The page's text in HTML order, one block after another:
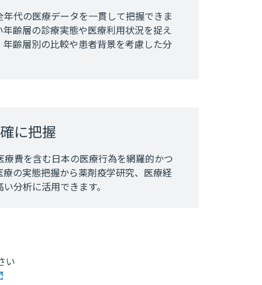
代の医療データを一貫して把握できま
齢層の診療実態や医療利用状況を捉え
齢層別の比較や患者背景を考慮した分
に把握
費を含む日本の医療行為を網羅的かつ
の実態把握から薬剤疫学研究、医療経
分析に活用できます。
い